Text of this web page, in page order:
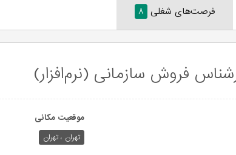
فرصت‌های شغلی ۸
فروش سازمانی (نرم‌افزار)
موقعیت مکانی
تهران ، تهران